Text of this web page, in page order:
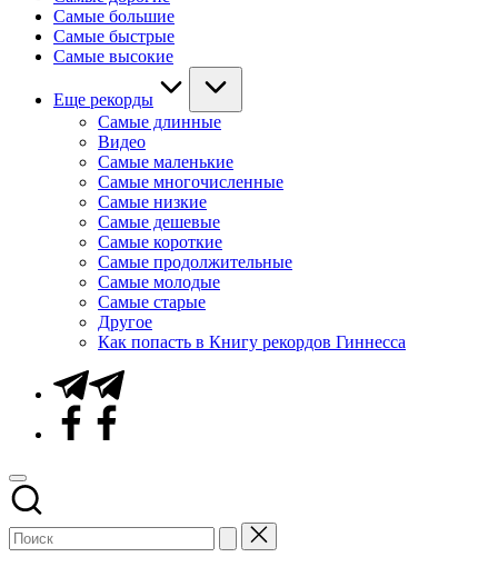
Самые большие
Самые быстрые
Самые высокие
Еще рекорды
Самые длинные
Видео
Самые маленькие
Самые многочисленные
Самые низкие
Самые дешевые
Самые короткие
Самые продолжительные
Самые молодые
Самые старые
Другое
Как попасть в Книгу рекордов Гиннесса
Telegram
Facebook